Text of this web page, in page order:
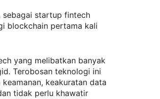
sebagai startup fintech
blockchain pertama kali
yang melibatkan banyak
Terobosan teknologi ini
keakuratan data
tidak perlu khawatir